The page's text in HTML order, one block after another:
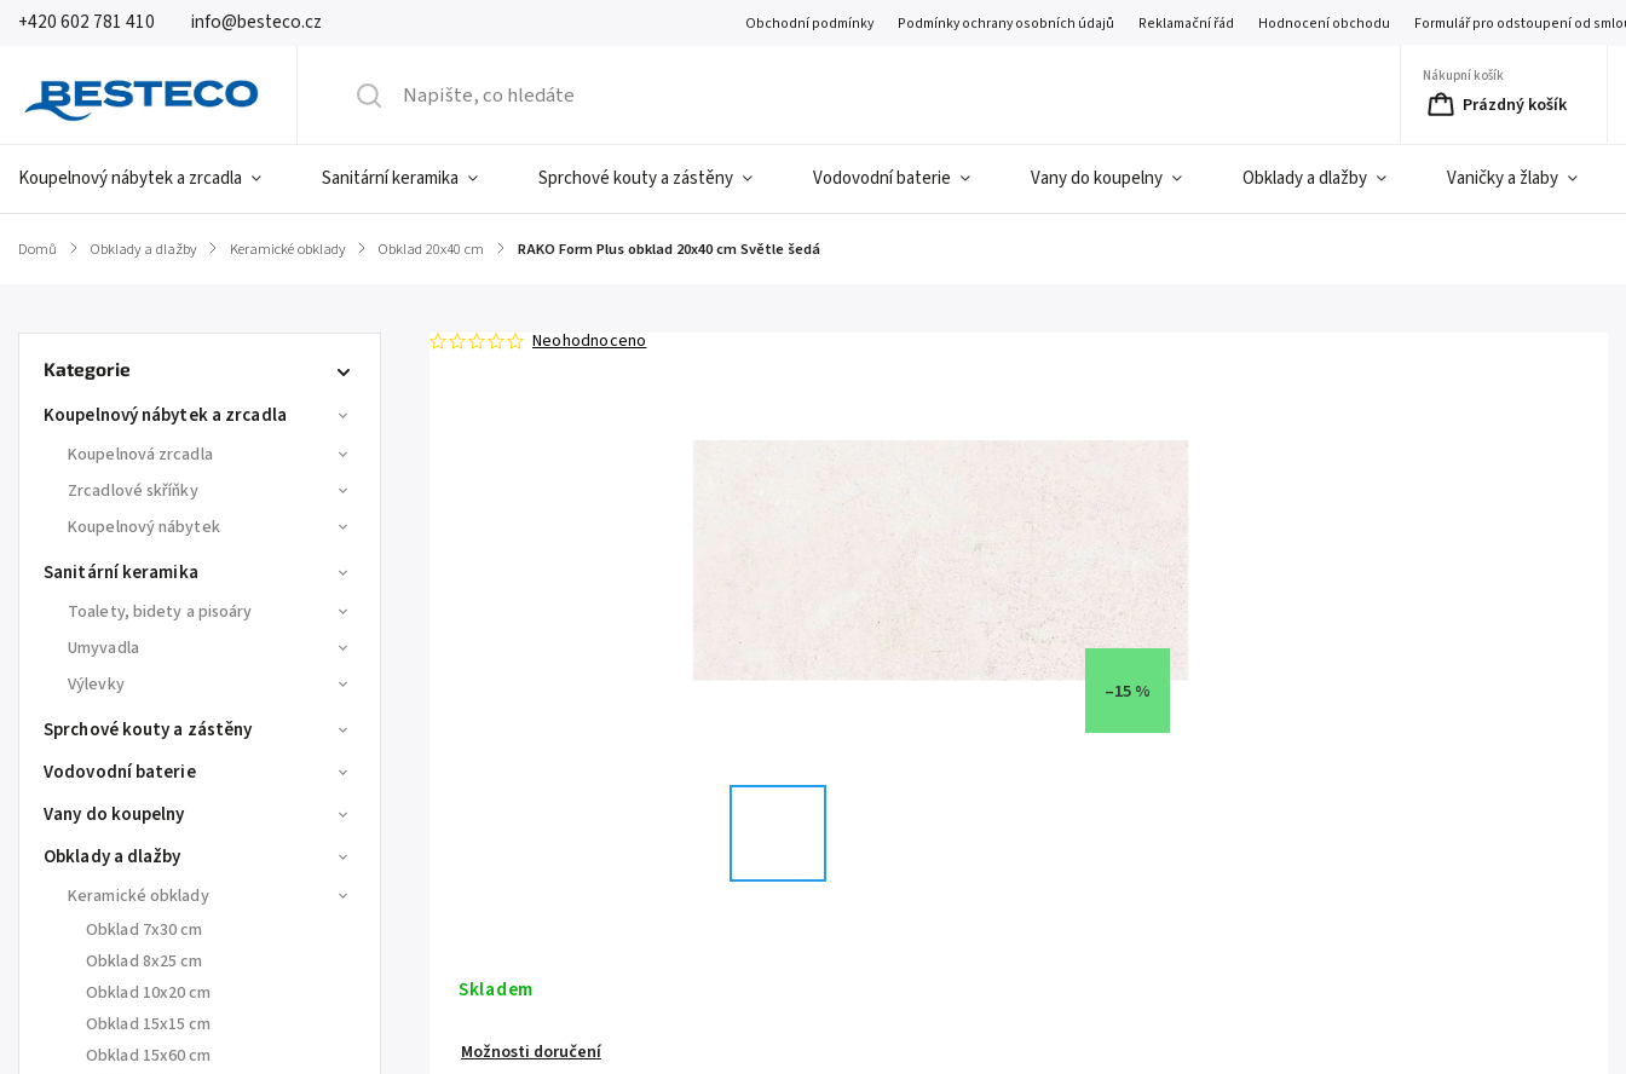
+420 602 781 410 info@besteco.cz Obchodní podmínky Podmínky ochrany osobních údajů Reklamační řád Hodnocení obchodu Formulář pro odstoupení od
Nákupní košík
Prázdný košík
Koupelnový nábytek a zrcadla Sanitární keramika Sprchové kouty a zástěny Vodovodní baterie Vany do koupelny Obklady a dlažby Vaničky a žlaby
Domů / Obklady a dlažby / Keramické obklady / Obklad 20x40 cm / RAKO Form Plus obklad 20x40 cm Světle šedá
Kategorie
Koupelnový nábytek a zrcadla
Koupelnová zrcadla
Zrcadlové skříňky
Koupelnový nábytek
Sanitární keramika
Toalety, bidety a pisoáry
Umyvadla
Výlevky
Sprchové kouty a zástěny
Vodovodní baterie
Vany do koupelny
Obklady a dlažby
Keramické obklady
Obklad 7x30 cm
Obklad 8x25 cm
Obklad 10x20 cm
Obklad 15x15 cm
Obklad 15x60 cm
Neohodnoceno
–15 %
Skladem
Možnosti doručení